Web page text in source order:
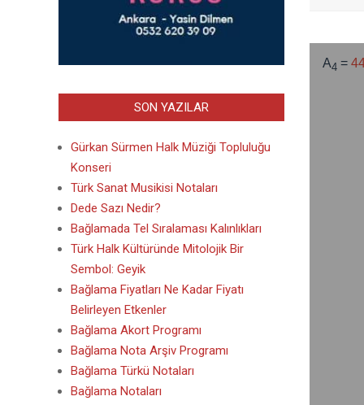
SON YAZILAR
Gürkan Sürmen Halk Müziği Topluluğu
Konseri
Türk Sanat Musikisi Notaları
Dede Sazı Nedir?
Bağlamada Tel Sıralaması Kalınlıkları
Türk Halk Kültüründe Mitolojik Bir
Sembol: Geyik
Bağlama Fiyatları Ne Kadar Fiyatı
Belirleyen Etkenler
Bağlama Akort Programı
Bağlama Nota Arşiv Programı
Bağlama Türkü Notaları
Bağlama Notaları